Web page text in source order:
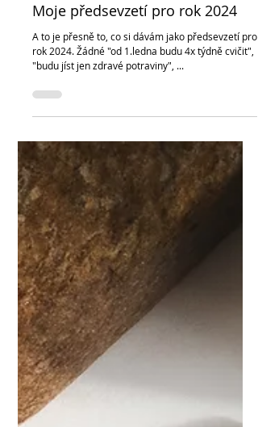
31. 12. 2023
Minut čtení: 2
Moje předsevzetí pro rok 2024
A to je přesně to, co si dávám jako předsevzetí pro
"budu jíst jen zdravé potraviny", ...